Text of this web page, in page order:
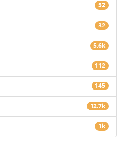
52
32
5.6k
112
145
12.7k
1k